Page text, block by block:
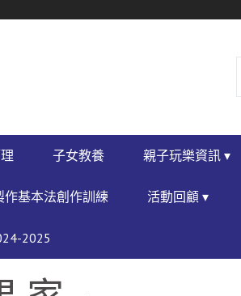
子女教養 親子玩樂資訊 ▾
基本法創作訓練 活動回顧 ▾
2025